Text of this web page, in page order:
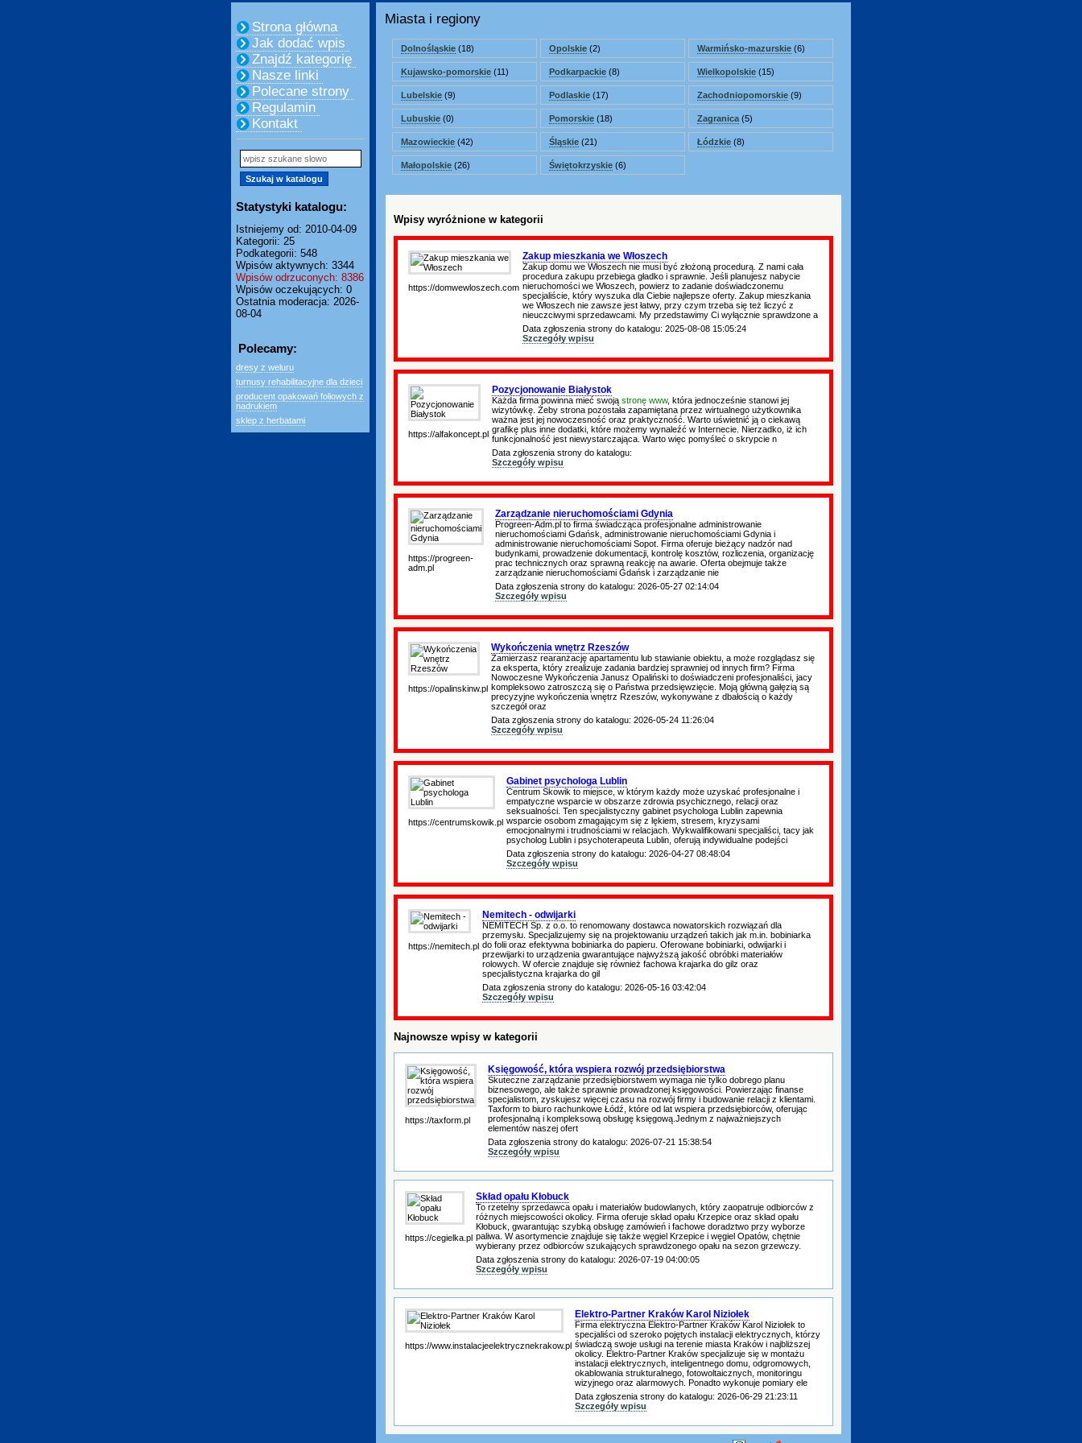
Strona główna
Jak dodać wpis
Znajdź kategorię
Nasze linki
Polecane strony
Regulamin
Kontakt
Statystyki katalogu:
Istniejemy od: 2010-04-09
Kategorii: 25
Podkategorii: 548
Wpisów aktywnych: 3344
Wpisów odrzuconych: 8386
Wpisów oczekujących: 0
Ostatnia moderacja: 2026-
08-04
Polecamy:
dresy z weluru
turnusy rehabilitacyjne dla dzieci
producent opakowań foliowych z
nadrukiem
sklep z herbatami
Miasta i regiony
Dolnośląskie (18)
Kujawsko-pomorskie (11)
Lubelskie (9)
Lubuskie (0)
Mazowieckie (42)
Małopolskie (26)
Opolskie (2)
Podkarpackie (8)
Podlaskie (17)
Pomorskie (18)
Śląskie (21)
Świętokrzyskie (6)
Warmińsko-mazurskie (6)
Wielkopolskie (15)
Zachodniopomorskie (9)
Zagranica (5)
Łódzkie (8)
Wpisy wyróżnione w kategorii
https://domwewloszech.com
Zakup mieszkania we Włoszech
Zakup domu we Włoszech nie musi być złożoną procedurą. Z nami cała
procedura zakupu przebiega gładko i sprawnie. Jeśli planujesz nabycie
nieruchomości we Włoszech, powierz to zadanie doświadczonemu
specjaliście, który wyszuka dla Ciebie najlepsze oferty. Zakup mieszkania
we Włoszech nie zawsze jest łatwy, przy czym trzeba się też liczyć z
nieuczciwymi sprzedawcami. My przedstawimy Ci wyłącznie sprawdzone a
Data zgłoszenia strony do katalogu: 2025-08-08 15:05:24
Szczegóły wpisu
https://alfakoncept.pl
Pozycjonowanie Białystok
Każda firma powinna mieć swoją stronę www, która jednocześnie stanowi jej
wizytówkę. Żeby strona pozostała zapamiętana przez wirtualnego użytkownika
ważna jest jej nowoczesność oraz praktyczność. Warto uświetnić ją o ciekawą
grafikę plus inne dodatki, które możemy wynaleźć w Internecie. Nierzadko, iż ich
funkcjonalność jest niewystarczająca. Warto więc pomyśleć o skrypcie n
Data zgłoszenia strony do katalogu:
Szczegóły wpisu
https://progreen-
adm.pl
Zarządzanie nieruchomościami Gdynia
Progreen-Adm.pl to firma świadcząca profesjonalne administrowanie
nieruchomościami Gdańsk, administrowanie nieruchomościami Gdynia i
administrowanie nieruchomościami Sopot. Firma oferuje bieżący nadzór nad
budynkami, prowadzenie dokumentacji, kontrolę kosztów, rozliczenia, organizację
prac technicznych oraz sprawną reakcję na awarie. Oferta obejmuje także
zarządzanie nieruchomościami Gdańsk i zarządzanie nie
Data zgłoszenia strony do katalogu: 2026-05-27 02:14:04
Szczegóły wpisu
https://opalinskinw.pl
Wykończenia wnętrz Rzeszów
Zamierzasz rearanżację apartamentu lub stawianie obiektu, a może rozglądasz się
za eksperta, który zrealizuje zadania bardziej sprawniej od innych firm? Firma
Nowoczesne Wykończenia Janusz Opaliński to doświadczeni profesjonaliści, jacy
kompleksowo zatroszczą się o Państwa przedsięwzięcie. Moją główną gałęzią są
precyzyjne wykończenia wnętrz Rzeszów, wykonywane z dbałością o każdy
szczegół oraz
Data zgłoszenia strony do katalogu: 2026-05-24 11:26:04
Szczegóły wpisu
https://centrumskowik.pl
Gabinet psychologa Lublin
Centrum Skowik to miejsce, w którym każdy może uzyskać profesjonalne i
empatyczne wsparcie w obszarze zdrowia psychicznego, relacji oraz
seksualności. Ten specjalistyczny gabinet psychologa Lublin zapewnia
wsparcie osobom zmagającym się z lękiem, stresem, kryzysami
emocjonalnymi i trudnościami w relacjach. Wykwalifikowani specjaliści, tacy jak
psycholog Lublin i psychoterapeuta Lublin, oferują indywidualne podejści
Data zgłoszenia strony do katalogu: 2026-04-27 08:48:04
Szczegóły wpisu
https://nemitech.pl
Nemitech - odwijarki
NEMITECH Sp. z o.o. to renomowany dostawca nowatorskich rozwiązań dla
przemysłu. Specjalizujemy się na projektowaniu urządzeń takich jak m.in. bobiniarka
do folii oraz efektywna bobiniarka do papieru. Oferowane bobiniarki, odwijarki i
przewijarki to urządzenia gwarantujące najwyższą jakość obróbki materiałów
rolowych. W ofercie znajduje się również fachowa krajarka do gilz oraz
specjalistyczna krajarka do gil
Data zgłoszenia strony do katalogu: 2026-05-16 03:42:04
Szczegóły wpisu
Najnowsze wpisy w kategorii
https://taxform.pl
Księgowość, która wspiera rozwój przedsiębiorstwa
Skuteczne zarządzanie przedsiębiorstwem wymaga nie tylko dobrego planu
biznesowego, ale także sprawnie prowadzonej księgowości. Powierzając finanse
specjalistom, zyskujesz więcej czasu na rozwój firmy i budowanie relacji z klientami.
Taxform to biuro rachunkowe Łódź, które od lat wspiera przedsiębiorców, oferując
profesjonalną i kompleksową obsługę księgową.Jednym z najważniejszych
elementów naszej ofert
Data zgłoszenia strony do katalogu: 2026-07-21 15:38:54
Szczegóły wpisu
https://cegielka.pl
Skład opału Kłobuck
To rzetelny sprzedawca opału i materiałów budowlanych, który zaopatruje odbiorców z
różnych miejscowości okolicy. Firma oferuje skład opału Krzepice oraz skład opału
Kłobuck, gwarantując szybką obsługę zamówień i fachowe doradztwo przy wyborze
paliwa. W asortymencie znajduje się także węgiel Krzepice i węgiel Opatów, chętnie
wybierany przez odbiorców szukających sprawdzonego opału na sezon grzewczy.
Data zgłoszenia strony do katalogu: 2026-07-19 04:00:05
Szczegóły wpisu
https://www.instalacjeelektrycznekrakow.pl
Elektro-Partner Kraków Karol Niziołek
Firma elektryczna Elektro-Partner Kraków Karol Niziołek to
specjaliści od szeroko pojętych instalacji elektrycznych, którzy
świadczą swoje usługi na terenie miasta Kraków i najbliższej
okolicy. Elektro-Partner Kraków specjalizuje się w montażu
instalacji elektrycznych, inteligentnego domu, odgromowych,
okablowania strukturalnego, fotowoltaicznych, monitoringu
wizyjnego oraz alarmowych. Ponadto wykonuje pomiary ele
Data zgłoszenia strony do katalogu: 2026-06-29 21:23:11
Szczegóły wpisu